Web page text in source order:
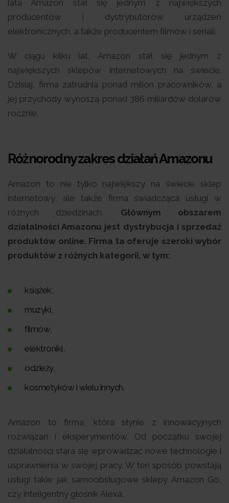
lata Amazon stał się jednym z największych
producentów i dystrybutorów urządzeń
elektronicznych, a także producentem filmów i seriali.
W ciągu kilku lat, Amazon stał się jednym z
największych sklepów internetowych na świecie.
Dzisiaj, firma zatrudnia ponad milion pracowników, a
jej przychody wynoszą ponad 386 miliardów dolarów
rocznie.
Różnorodny zakres działań Amazonu
Amazon to nie tylko największy na świecie sklep
internetowy, ale także firma świadcząca usługi w
różnych dziedzinach. Głównym obszarem
działalności Amazonu jest dystrybucja i sprzedaż
produktów online. Firma ta oferuje szeroki wybór
produktów z różnych kategorii, w tym:
książek,
muzyki,
filmów,
elektroniki,
odzieży,
kosmetyków i wielu innych.
Amazon to firma, która słynie z innowacyjnych
rozwiązań i eksperymentów. Od początku swojej
działalności stara się wprowadzać nowe technologie i
usprawnienia w swojej pracy. W ten sposób powstają
usługi takie jak samoobsługowe sklepy Amazon Go,
czy inteligentny głośnik Alexa.